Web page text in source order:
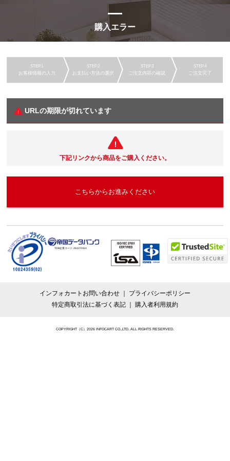
購入エラー
お客様情報の入力 お支払い方法の選択 ご注文内容の確認 ご注文完了
URLの期限が切れています
下記リンクから商品をご購入ください。
こちらからお進みください
TDB企業コード:261070114
インフォカートお問い合わせ
プライバシーポリシー
特定商取引法に基づく表記
購入者利用規約
COPYRIGHT（C）2026 INFOCART CO.,LTD. ALL RIGHTS RESERVED.